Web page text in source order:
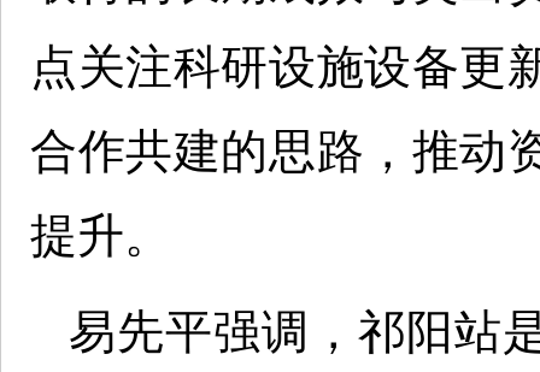
点关注科研设施设备更
合作共建的思路，推动
提升。
易先平强调，祁阳站